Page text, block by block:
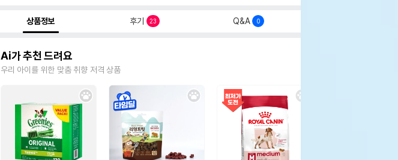
상품정보 후기 23 Q&A 0
Ai가 추천 드려요
우리 아이를 위한 맞춤 취향 저격 상품